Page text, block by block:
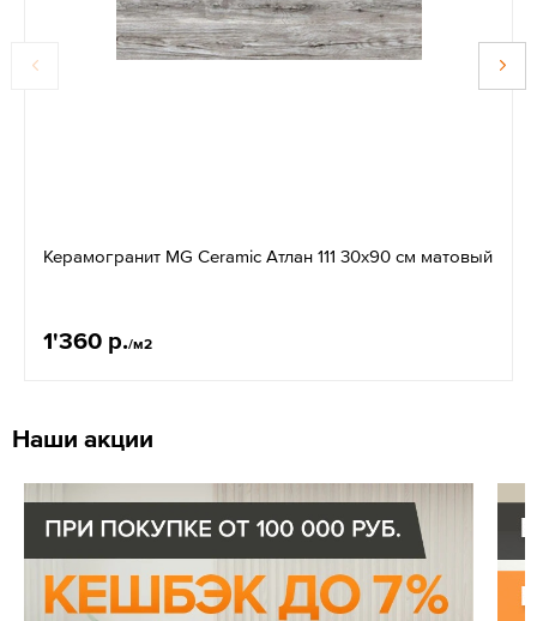
Керамогранит MG Ceramic Атлан 111 30x90 см матовый
1'360 р./м2
Наши акции